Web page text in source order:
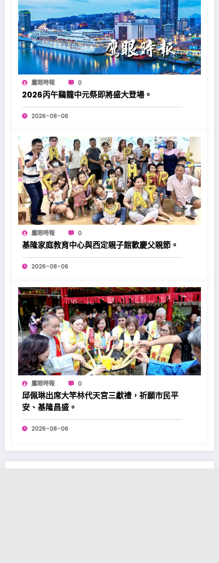
鷹眼時報 0
2026丙午鷄籠中元祭即將盛大登場。
2026-08-06
鷹眼時報 0
基隆家庭教育中心與西定親子館歡慶父親節。
2026-08-06
鷹眼時報 0
邱佩琳出席大竿林代天宮三獻禮，祈願市民平
安、基隆昌盛。
2026-08-06